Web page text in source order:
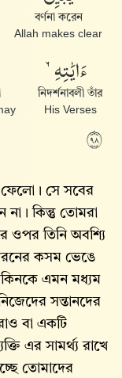
বর্ণনা করেন
Allah makes clear
ءَايَٰتِهِۦ
নিদর্শনাবলী তাঁর
His Verses
٨٩
ফেলো। সে সবের
কিন্তু তোমরা
ওপর তিনি অবশ্যি
কসম ভেঙে
এমন মধ্যম
সন্তানদের
বা একটি
এর সামর্থ্য রাখে
তোমাদের